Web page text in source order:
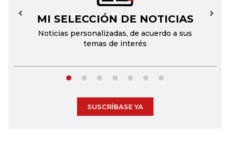
MI SELECCIÓN DE NOTICIAS
Noticias personalizadas, de acuerdo a sus
temas de interés
← →
SUSCRÍBASE YA